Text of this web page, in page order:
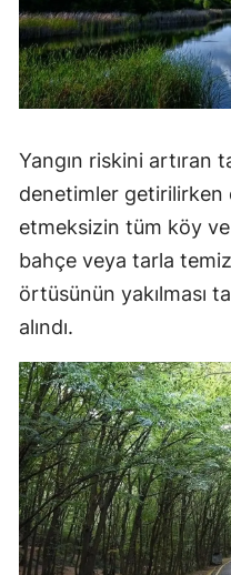
Yangın riskini artıran
denetimler
etmeksizin tüm köy
bahçe veya tarla
örtüsünün yakılması
alındı.